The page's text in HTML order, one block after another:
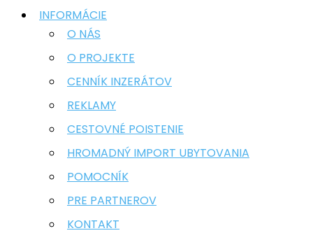
INFORMÁCIE
O NÁS
O PROJEKTE
CENNÍK INZERÁTOV
REKLAMY
CESTOVNÉ POISTENIE
HROMADNÝ IMPORT UBYTOVANIA
POMOCNÍK
PRE PARTNEROV
KONTAKT